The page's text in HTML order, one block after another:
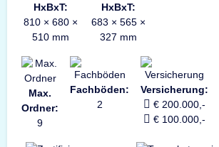
HxBxT:
810 × 680 ×
510 mm
HxBxT:
683 × 565 ×
327 mm
Max.
Ordner:
9
Fachböden:
2
Versicherung:
€ 200.000,-
€ 100.000,-